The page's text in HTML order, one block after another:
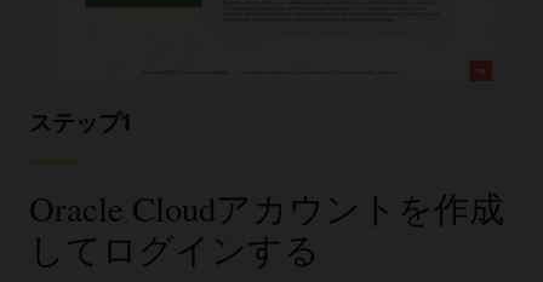
ステップ1
Oracle Cloudアカウントを作成
してログインする